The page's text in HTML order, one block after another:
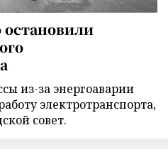
остановили
из-за энергоаварии
электротранспорта,
совет.